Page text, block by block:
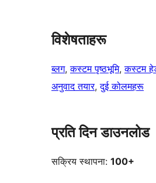
विशेषताहरू
ब्लग, कस्टम पृष्ठभूमि, कस्टम
अनुवाद तयार, दुई कोलमहरू
प्रति दिन डाउनलोड
सक्रिय स्थापना: 100+